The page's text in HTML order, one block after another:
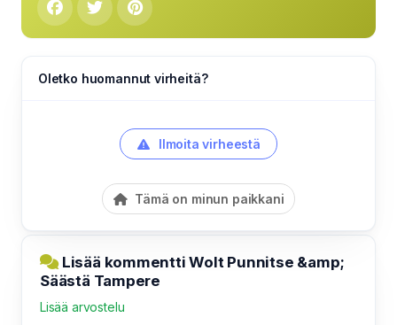
Oletko huomannut virheitä?
Ilmoita virheestä
Tämä on minun paikkani
Lisää kommentti Wolt Punnitse &amp;
Säästä Tampere
Lisää arvostelu